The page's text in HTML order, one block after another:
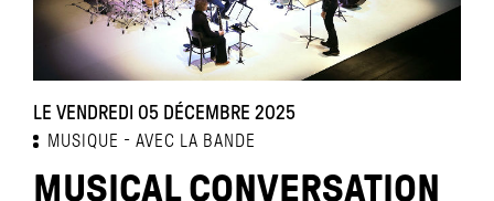
LE VENDREDI 05 DÉCEMBRE 2025
MUSIQUE AVEC LA BANDE
MUSICAL CONVERSATION